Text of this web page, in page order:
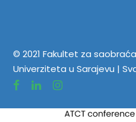
© 2021 Fakultet za
Univerziteta u Sarajevu |